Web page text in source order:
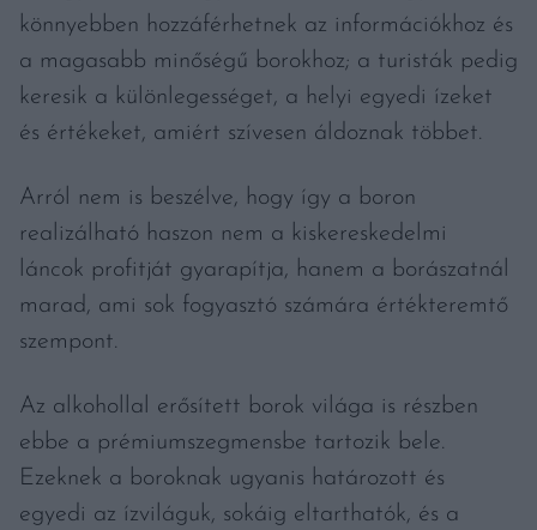
könnyebben hozzáférhetnek az információkhoz és
a magasabb minőségű borokhoz; a turisták pedig
keresik a különlegességet, a helyi egyedi ízeket
és értékeket, amiért szívesen áldoznak többet.
Arról nem is beszélve, hogy így a boron
realizálható haszon nem a kiskereskedelmi
láncok profitját gyarapítja, hanem a borászatnál
marad, ami sok fogyasztó számára értékteremtő
szempont.
Az alkohollal erősített borok világa is részben
ebbe a prémiumszegmensbe tartozik bele.
Ezeknek a boroknak ugyanis határozott és
egyedi az ízviláguk, sokáig eltarthatók, és a